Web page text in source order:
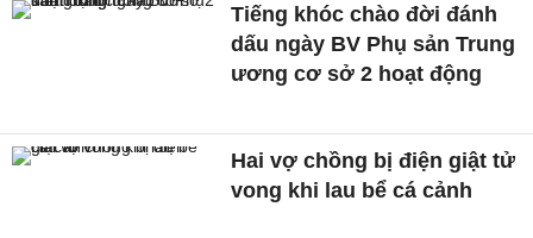
Tiếng khóc chào đời đánh
dấu ngày BV Phụ sản Trung
ương cơ sở 2 hoạt động
Hai vợ chồng bị điện giật tử
vong khi lau bể cá cảnh